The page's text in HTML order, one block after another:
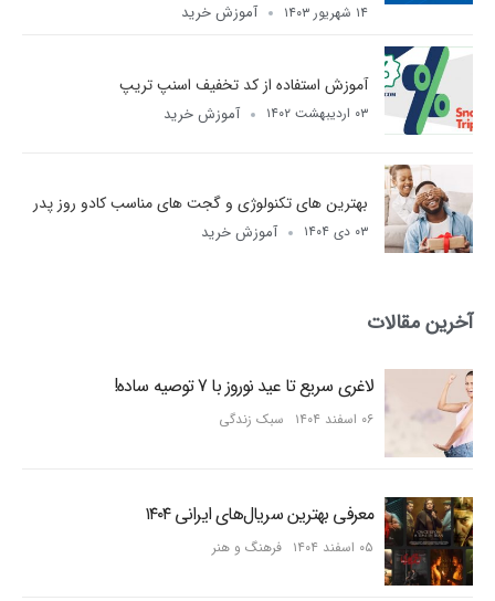
۱۴ شهریور ۱۴۰۳ آموزش خرید
آموزش استفاده از کد تخفیف اسنپ تریپ
۰۳ اردیبهشت ۱۴۰۲ آموزش خرید
بهترین های تکنولوژی و گجت های مناسب کادو روز پدر
۰۳ دی ۱۴۰۴ آموزش خرید
آخرین مقالات
لاغری سریع تا عید نوروز با 7 توصیه ساده!
۰۶ اسفند ۱۴۰۴ سبک زندگی
معرفی بهترین سریال‌های ایرانی ۱۴۰۴
۰۵ اسفند ۱۴۰۴ فرهنگ و هنر